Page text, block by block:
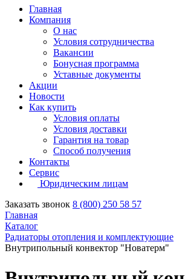
Главная
Компания
О нас
Условия сотрудничества
Вакансии
Бонусная программа
Уставные документы
Акции
Новости
Как купить
Условия оплаты
Условия доставки
Гарантия на товар
Способ получения
Контакты
Сервис
Юридическим лицам
Заказать звонок 8 (800) 250 58 57
Главная
Каталог
Радиаторы отопления и комплектующие
Внутрипольный конвектор "Новатерм"